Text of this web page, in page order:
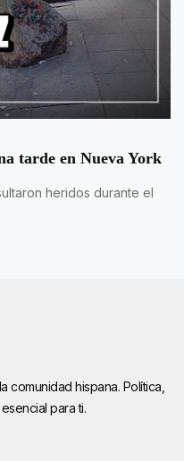
tarde en Nueva York
heridos durante el
comunidad hispana. Política,
para ti.